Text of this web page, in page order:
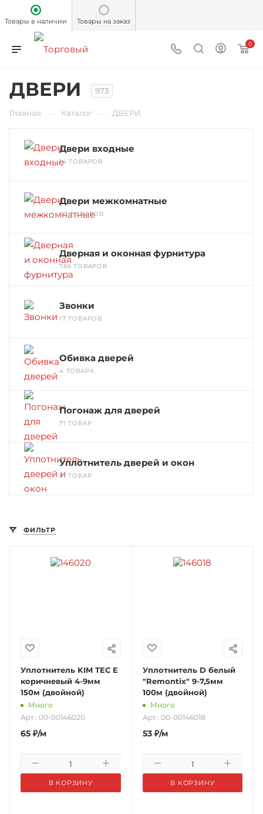
Товары в наличии Товары на заказ
0
ДВЕРИ 973
Главная Каталог ДВЕРИ
Двери входные
14 ТОВАРОВ
Двери межкомнатные
60 ТОВАРОВ
Дверная и оконная фурнитура
786 ТОВАРОВ
Звонки
17 ТОВАРОВ
Обивка дверей
4 ТОВАРА
Погонаж для дверей
71 ТОВАР
Уплотнитель дверей и окон
21 ТОВАР
ФИЛЬТР
Уплотнитель KIM TEC Е
коричневый 4-9мм
150м (двойной)
Много
Арт.: 00-00146020
65 ₽/м
В КОРЗИНУ
Уплотнитель D белый
"Remontix" 9-7,5мм
100м (двойной)
Много
Арт.: 00-00146018
53₽/м
В КОРЗИНУ